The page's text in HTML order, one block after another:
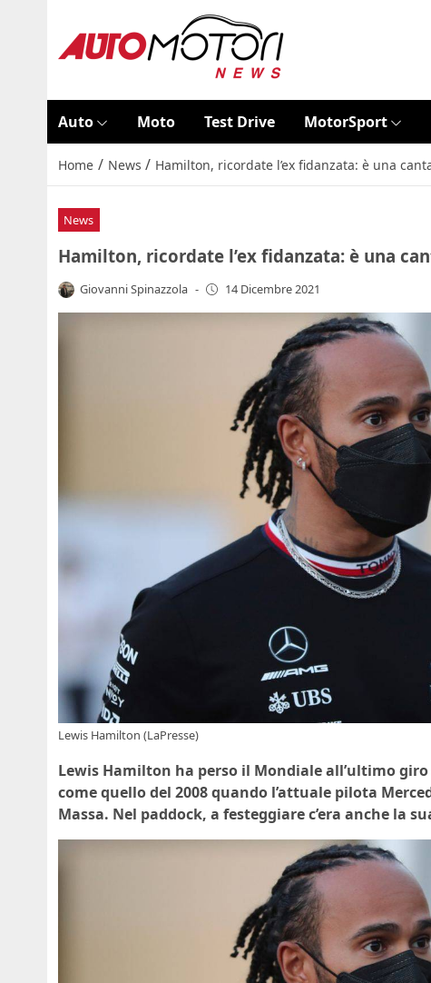
Auto Moto Test Drive MotorSport
Home / News / Hamilton, ricordate l’ex fidanzata: è una
News
Hamilton, ricordate l’ex fidanzata: è una
Giovanni Spinazzola - 14 Dicembre 2021
Lewis Hamilton (LaPresse)
Lewis Hamilton ha perso il Mondiale all’ultimo
come quello del 2008 quando l’attuale pilota
Massa. Nel paddock, a festeggiare c’era anche la